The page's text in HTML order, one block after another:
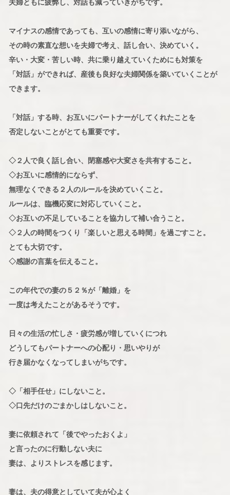
夫婦ともに疲弊し、対話も減っていきがちです。
マイナスの感情であっても、互いの感情に寄り添いながら、
その時の素直な想いを夫婦で考え、話し合い、決めていく。
辛い・大変・苦しい時、共に乗り越えていくためにも対策を
「対話」ができれば、産後も良好な夫婦関係を築いていくことが
できます。
「対話」する時、お互いにパートナーがしてくれたことを
否定しないことがとても重要です。
◇２人で良く話し合い、閉塞感や大変さを共有すること。
◇お互いに感情的にならず、
無理なくできる２人のルールを決めていくこと。
ルールは、臨機応変に対応していくこと。
◇お互いの不足していることを協力して補い合うこと。
◇２人の時間をつくり「楽しいと思える時間」を過ごすこと。
とても大切です。
◇感謝の言葉を伝えること。
この年代での妻の５２％が「離婚」を
一度は考えたことがあるそうです。
日々の生活の忙しさ・疲労感が増していくにつれ
どうしてもパートナーへの心配り・思いやりが
行き届かなくなってしまいがちです。
◇「相手任せ」にしないこと。
◇口先だけのごまかしはしないこと。
妻に依頼されて「後でやったおくよ」
と言ったのに行動しない夫に
妻は、よりストレスを感じます。
妻は、夫の得意としていて夫が心よく